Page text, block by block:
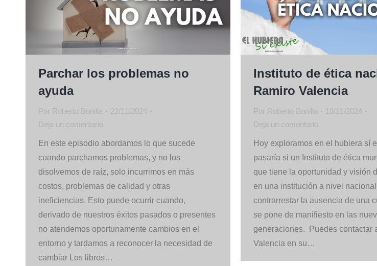
Parchar los problemas no
ayuda
Por Roberto Bonilla
22/11/2024
Deja un comentario
En este episodio abordamos lo que sucede
cuando parchamos problemas, y no los
disolvemos de raíz, solo incurrimos en más
costos, problemas de calidad y otras
ineficiencias. Esto puede ocurrir cuando,
derivado de nuestros éxitos pasados o presentes
no atendemos oportunamente cambios en el
entorno y tardamos a reconocer la necesidad de
cambiar Los libros…
Instituto de ética
Ramiro Valencia
Por Roberto Bonilla
18/11/2024
Deja un comentario
Hoy exploramos en el hubiera sí
pasaría si un Instituto de ética
que tiene la oportunidad y visión
en una institución a nivel
contrarrestar la ausencia de una
se pone de manifiesto en las
generaciones. Puedes contactar
Valencia en su…